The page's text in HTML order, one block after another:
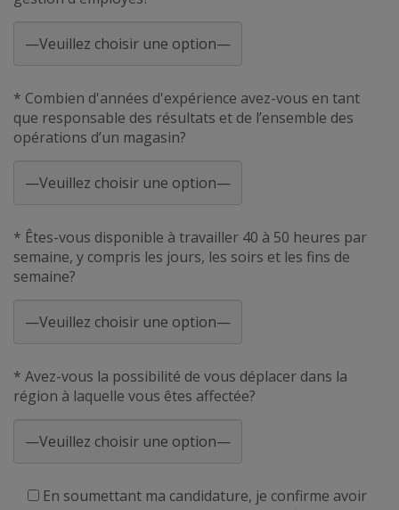
* Combien d'années d'expérience avez-vous en tant
que responsable des résultats et de l’ensemble des
opérations d’un magasin?
* Êtes-vous disponible à travailler 40 à 50 heures par
semaine, y compris les jours, les soirs et les fins de
semaine?
* Avez-vous la possibilité de vous déplacer dans la
région à laquelle vous êtes affectée?
En soumettant ma candidature, je confirme avoir